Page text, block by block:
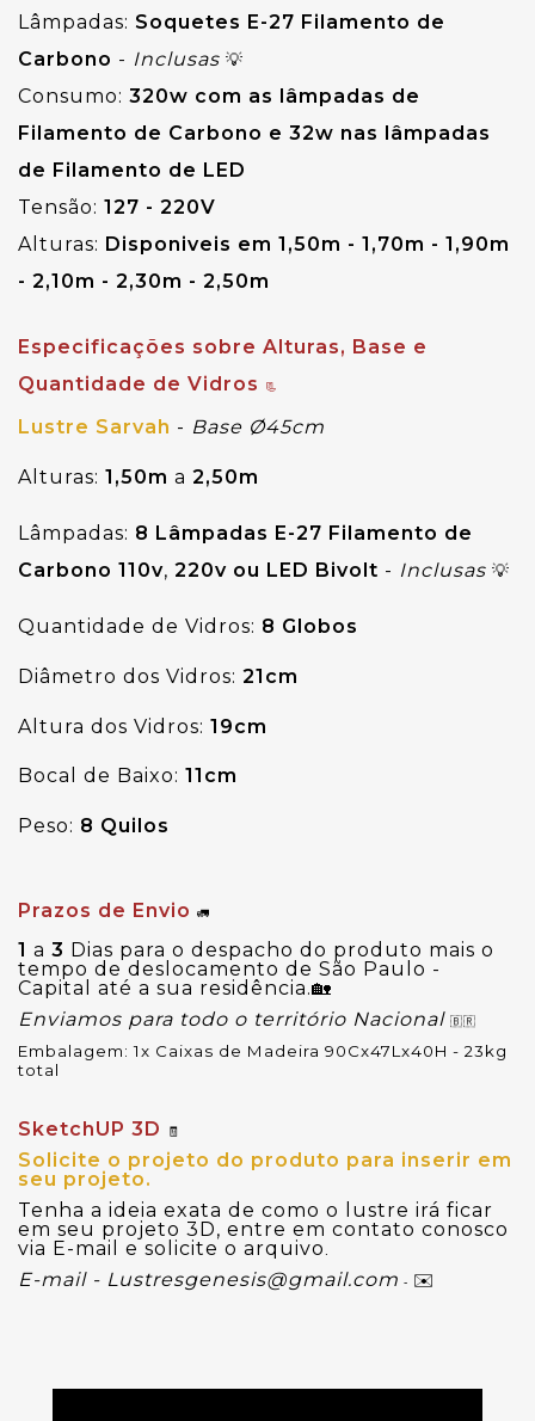
Lâmpadas: Soquetes E-27 Filamento de
Carbono - Inclusas 💡
Consumo: 320w com as lâmpadas de
Filamento de Carbono e 32w nas lâmpadas
de Filamento de LED
Tensão: 127 - 220V
Alturas: Disponiveis em 1,50m - 1,70m - 1,90m
- 2,10m - 2,30m - 2,50m
Especificações sobre Alturas, Base e
Quantidade de Vidros
📃
Lustre Sarvah - Base Ø45cm
Alturas: 1,50m a 2,50m
Lâmpadas: 8 Lâmpadas E-27 Filamento de
Carbono 110v, 220v ou LED Bivolt - Inclusas 💡
Quantidade de Vidros: 8 Globos
Diâmetro dos Vidros: 21cm
Altura dos Vidros: 19cm
Bocal de Baixo: 11cm
Peso: 8 Quilos
Prazos de Envio 🚛
1 a 3 Dias para o despacho do produto mais o
tempo de deslocamento de São Paulo -
Capital até a sua residência.🏡
Enviamos para todo o território Nacional 🇧🇷
Embalagem: 1x Caixas de Madeira 90Cx47Lx40H - 23kg
total
SketchUP 3D 🧾
Solicite o projeto do produto para inserir em
seu projeto.
Tenha a ideia exata de como o lustre irá ficar
em seu projeto 3D, entre em contato conosco
via E-mail e solicite o arquivo
E-mail - Lustresgenesis@gmail.com - ✉️